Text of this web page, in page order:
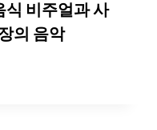
비주얼과 사
의 음악